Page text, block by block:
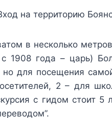
на территорию
в несколько
1908 года – царь)
для посещения
2 – для
с гидом стоит